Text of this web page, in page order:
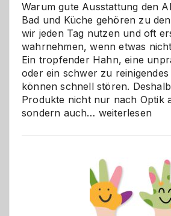
Warum gute Ausstattung den
Bad und Küche gehören zu
wir jeden Tag nutzen und oft
wahrnehmen, wenn etwas
Ein tropfender Hahn, eine
oder ein schwer zu
können schnell stören.
Produkte nicht nur nach Optik
sondern auch… Bad
besser
verstehen
weiterlesen